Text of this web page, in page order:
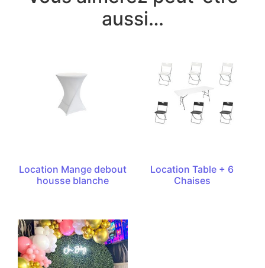
aussi…
Location Mange debout
housse blanche
Location Table + 6
Chaises